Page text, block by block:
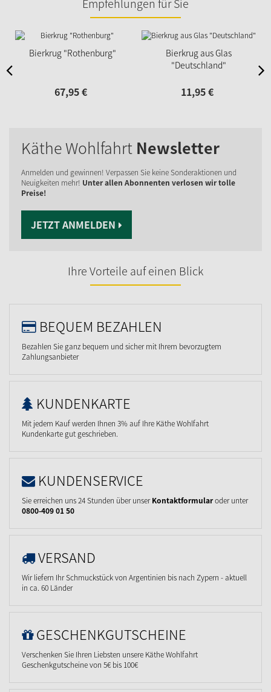
Bierkrug "Rothenburg"
67,95€
Bierkrug aus Glas
"Deutschland"
11,95€
Käthe Wohlfahrt Newsletter
Anmelden und gewinnen! Verpassen Sie keine Sonderaktionen und
Neuigkeiten mehr! Unter allen Abonnenten verlosen wir tolle
Preise!
JETZT ANMELDEN
Ihre Vorteile auf einen Blick
BEQUEM BEZAHLEN
Bezahlen Sie ganz bequem und sicher mit Ihrem bevorzugtem
Zahlungsanbieter
KUNDENKARTE
Mit jedem Kauf werden Ihnen 3% auf Ihre Käthe Wohlfahrt
Kundenkarte gut geschrieben.
KUNDENSERVICE
Sie erreichen uns 24 Stunden über unserKontaktformularoder unter
0800-409 01 50
VERSAND
Wir liefern Ihr Schmuckstück von Argentinien bis nach Zypern - aktuell
in ca. 60 Länder
GESCHENKGUTSCHEINE
Verschenken Sie Ihren Liebsten unsere Käthe Wohlfahrt
Geschenkgutscheine von 5€ bis 100€